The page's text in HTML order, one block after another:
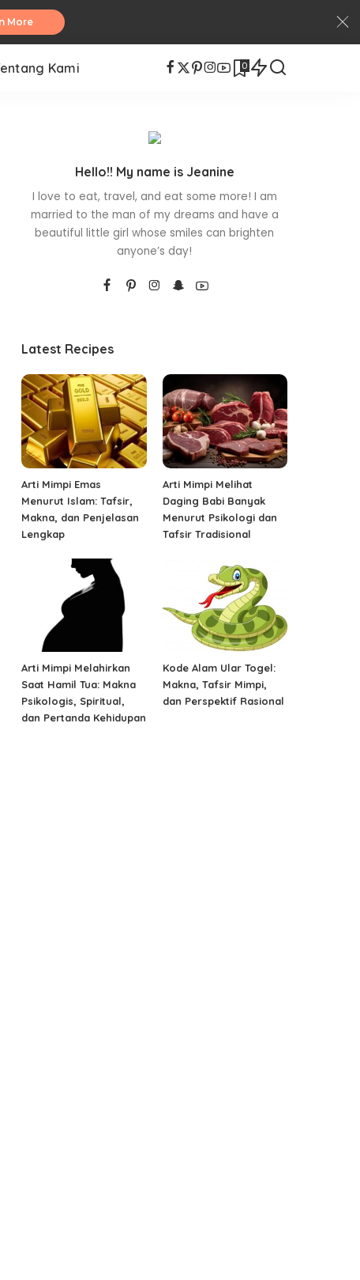
More
Kami 0
Hello!! My name is Jeanine
I love to eat, travel, and eat some more! I am
married to the man of my dreams and have a
beautiful little girl whose smiles can brighten
anyone’s day!
Latest Recipes
Arti Mimpi Emas
Menurut Islam: Tafsir,
Makna, dan Penjelasan
Lengkap
Arti Mimpi Melihat
Daging Babi Banyak
Menurut Psikologi dan
Tafsir Tradisional
Arti Mimpi Melahirkan
Saat Hamil Tua: Makna
Psikologis, Spiritual,
dan Pertanda Kehidupan
Kode Alam Ular Togel:
Makna, Tafsir Mimpi,
dan Perspektif Rasional